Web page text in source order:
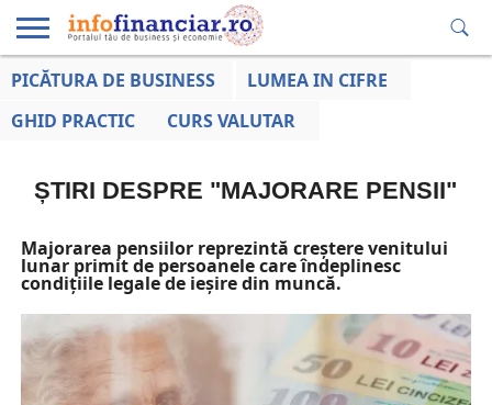
EDUCAȚIE
LA ZI
AFACERILOR
PICĂTURA DE BUSINESS
LUMEA IN CIFRE
GHID PRACTIC
CURS VALUTAR
ȘTIRI DESPRE "MAJORARE PENSII"
Majorarea pensiilor reprezintă creștere venitului
lunar primit de persoanele care îndeplinesc
condițiile legale de ieșire din muncă.